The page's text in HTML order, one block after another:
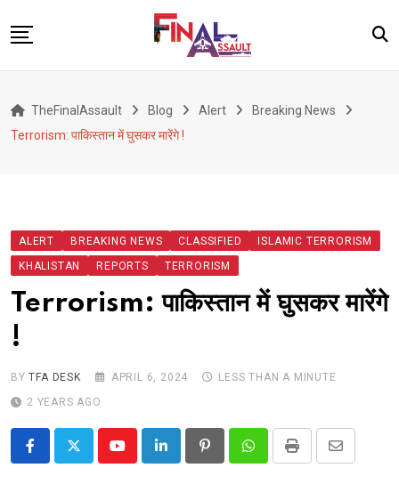
to
War
Alert
TheFinalAssault Blog Alert
Breaking News
Terrorism: पाकिस्तान में घुसकर मारेंगे !
ALERT BREAKING NEWS CLASSIFIED
ISLAMIC TERRORISM
KHALISTAN
REPORTS TERRORISM
Terrorism: पाकिस्तान में घुसकर मारेंगे
!
BYTFA DESK APRIL 6, 2024
LESS THAN A MINUTE
2 YEARS AGO
YoutubeLinkedIn PinterestWhatsappPrint
Share